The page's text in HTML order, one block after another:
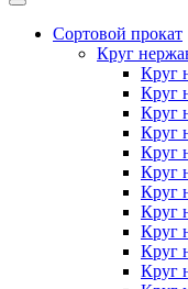
Сортовой прокат
Круг
Круг
Круг
Круг
Круг
Круг
Круг
Круг
Круг
Круг
Круг
Круг